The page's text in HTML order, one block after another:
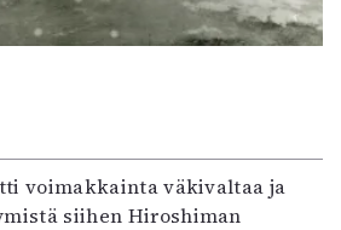
voimakkainta väkivaltaa ja
siihen Hiroshiman